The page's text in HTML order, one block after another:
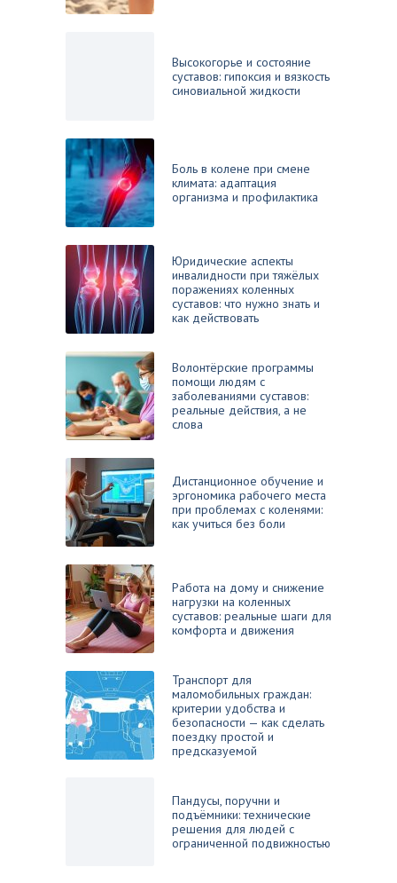
Высокогорье и состояние
суставов: гипоксия и вязкость
синовиальной жидкости
Боль в колене при смене
климата: адаптация
организма и профилактика
Юридические аспекты
инвалидности при тяжёлых
поражениях коленных
суставов: что нужно знать и
как действовать
Волонтёрские программы
помощи людям с
заболеваниями суставов:
реальные действия, а не
слова
Дистанционное обучение и
эргономика рабочего места
при проблемах с коленями:
как учиться без боли
Работа на дому и снижение
нагрузки на коленных
суставов: реальные шаги для
комфорта и движения
Транспорт для
маломобильных граждан:
критерии удобства и
безопасности — как сделать
поездку простой и
предсказуемой
Пандусы, поручни и
подъёмники: технические
решения для людей с
ограниченной подвижностью